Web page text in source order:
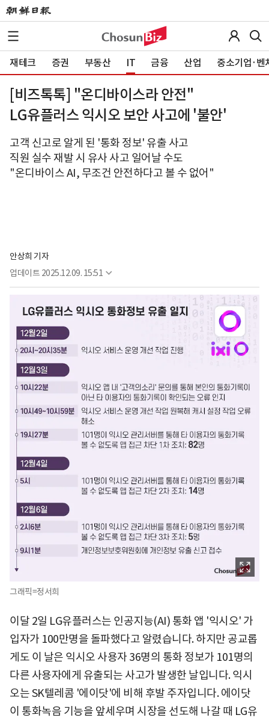
재테크 증권 부동산 IT 금융 산업 중소기업·벤
[비즈톡톡] "온디바이스라 안전"
LG유플러스 익시오 보안 사고에 '불안'
고객 신고로 알게 된 '통화 정보' 유출 사고
직원 실수 재발 시 유사 사고 일어날 수도
"온디바이스 AI, 무조건 안전하다고 볼 수 없어"
안상희 기자
업데이트 2025.12.09. 15:51
그래픽=정서희
이달 2일 LG유플러스는 인공지능(AI) 통화 앱 '익시오' 가
입자가 100만명을 돌파했다고 알렸습니다. 하지만 공교롭
게도 이 날은 익시오 사용자 36명의 통화 정보가 101명의
다른 사용자에게 유출되는 사고가 발생한 날입니다. 익시
오는 SK텔레콤 '에이닷'에 비해 후발 주자입니다. 에이닷
이 통화녹음 기능을 앞세우며 시장을 선도해 나갈 때 LG유